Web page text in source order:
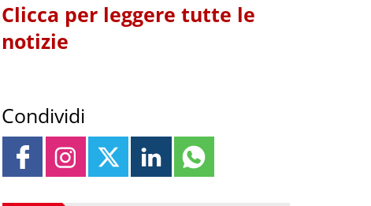
Clicca per leggere tutte le
notizie
Condividi